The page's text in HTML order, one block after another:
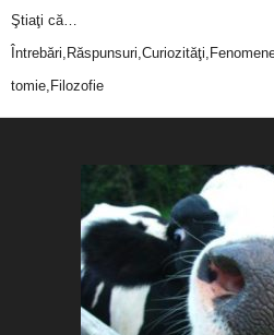
Ştiaţi că…
tomie,Filozofie